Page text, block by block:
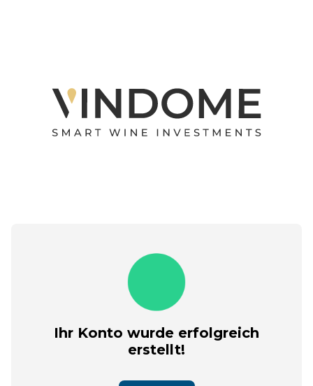
Ihr Konto wurde erfolgreich
erstellt!